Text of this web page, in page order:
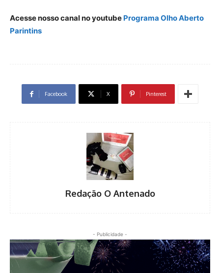
Acesse nosso canal no youtube Programa Olho Aberto
Parintins
Facebook X Pinterest
Redação O Antenado
- Publicidade -